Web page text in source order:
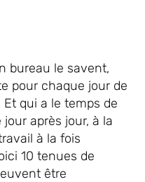
bureau le savent,
pour chaque jour de
qui a le temps de
après jour, à la
à la fois
10 tenues de
être